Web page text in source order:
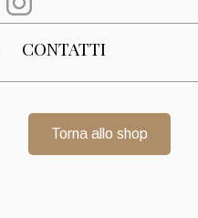
CONTATTI
Torna allo shop